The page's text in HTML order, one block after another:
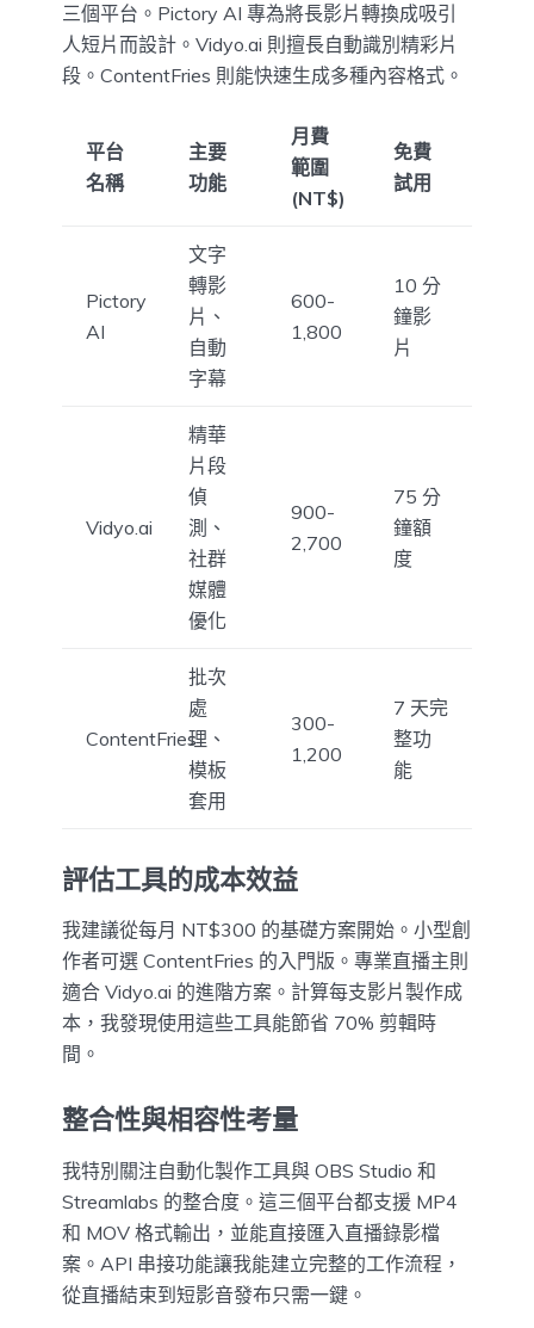
三個平台。Pictory AI 專為將長影片轉換成吸引
人短片而設計。Vidyo.ai 則擅長自動識別精彩片
段。ContentFries 則能快速生成多種內容格式。
平台
名稱
主要
功能
月費
範圍
(NT$)
免費
試用
Pictory
AI
文字
轉影
片、
自動
字幕
600-
1,800
10 分
鐘影
片
Vidyo.ai
精華
片段
偵
測、
社群
媒體
優化
900-
2,700
75 分
鐘額
度
ContentFries
批次
處
理、
模板
套用
300-
1,200
7 天完
整功
能
評估工具的成本效益
我建議從每月 NT$300 的基礎方案開始。小型創
作者可選 ContentFries 的入門版。專業直播主則
適合 Vidyo.ai 的進階方案。計算每支影片製作成
本，我發現使用這些工具能節省 70% 剪輯時
間。
整合性與相容性考量
我特別關注自動化製作工具與 OBS Studio 和
Streamlabs 的整合度。這三個平台都支援 MP4
和 MOV 格式輸出，並能直接匯入直播錄影檔
案。API 串接功能讓我能建立完整的工作流程，
從直播結束到短影音發布只需一鍵。